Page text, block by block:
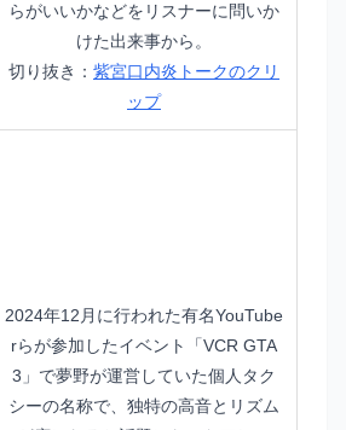
らがいいかなどをリスナーに問いか
けた出来事から。
切り抜き： 紫宮口内炎トークのクリ
ップ
2024年12月に行われた有名YouTube
rらが参加したイベント「VCR GTA
3」で夢野が運営していた個人タク
シーの名称で、独特の高音とリズム